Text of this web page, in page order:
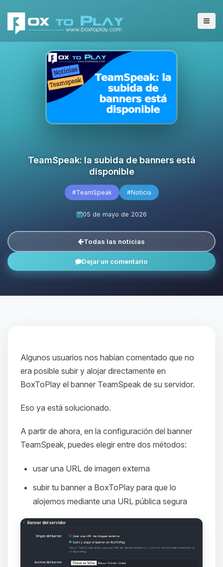
TeamSpeak: la subida de banners está
disponible
#TeamSpeak #Noticia
05 de mayo de 2026
Todas las noticias
Dejar un comentario
Algunos usuarios nos habían comentado que no
era posible subir y alojar directamente en
BoxToPlay el banner TeamSpeak de su servidor.
Eso ya está solucionado.
A partir de ahora, en la configuración del banner
TeamSpeak, puedes elegir entre dos métodos:
usar una URL de imagen externa
subir tu banner a BoxToPlay para que lo
alojemos mediante una URL pública segura